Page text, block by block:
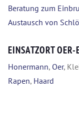
Beratung zum
Austausch von
EINSATZORT
Honermann, Oer,
Rapen, Haard